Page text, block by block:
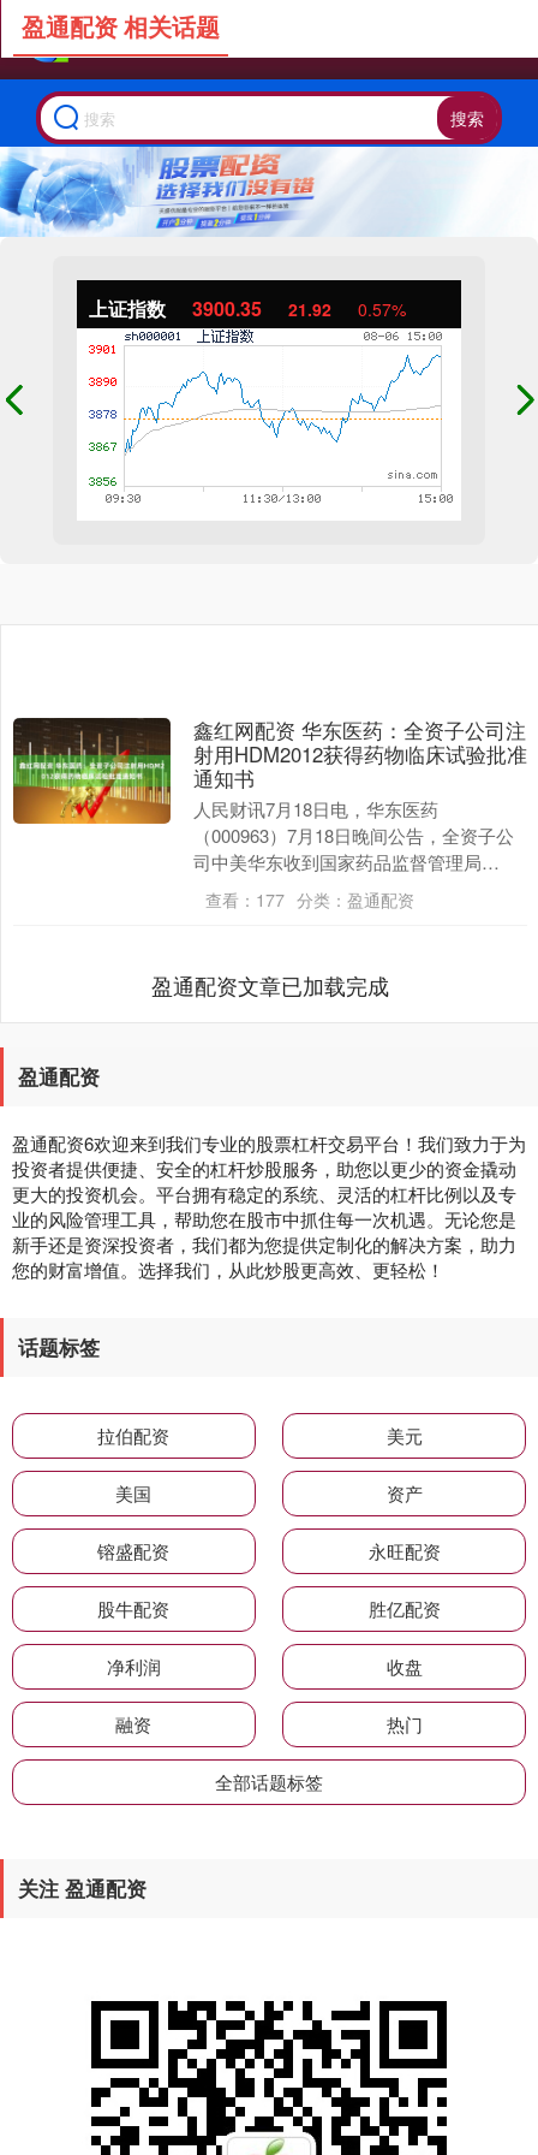
搜索
上证指数 3900.35 21.92 0.57%
盈通配资 相关话题
鑫红网配资 华东医药：全资子公司注
射用HDM2012获得药物临床试验批准
通知书
人民财讯7月18日电，华东医药
（000963）7月18日晚间公告，全资子公
司中美华东收到国家药品监督管理局
(NMPA)核准签发的《药物临床试验批准通
知书》，由中....
查看： 177 分类： 盈通配资
盈通配资文章已加载完成
盈通配资
盈通配资6欢迎来到我们专业的股票杠杆交易平台！我们致力于为
投资者提供便捷、安全的杠杆炒股服务，助您以更少的资金撬动
更大的投资机会。平台拥有稳定的系统、灵活的杠杆比例以及专
业的风险管理工具，帮助您在股市中抓住每一次机遇。无论您是
新手还是资深投资者，我们都为您提供定制化的解决方案，助力
您的财富增值。选择我们，从此炒股更高效、更轻松！
话题标签
拉伯配资 美元
美国 资产
镕盛配资 永旺配资
股牛配资 胜亿配资
净利润 收盘
融资 热门
全部话题标签
关注 盈通配资